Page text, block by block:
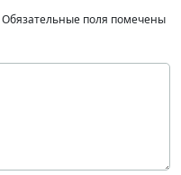
Обязательные поля помечены